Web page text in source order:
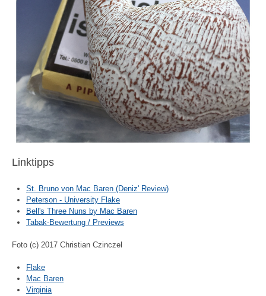
Linktipps
St. Bruno von Mac Baren (Deniz' Review)
Peterson - University Flake
Bell's Three Nuns by Mac Baren
Tabak-Bewertung / Previews
Foto (c) 2017 Christian Czinczel
Flake
Mac Baren
Virginia